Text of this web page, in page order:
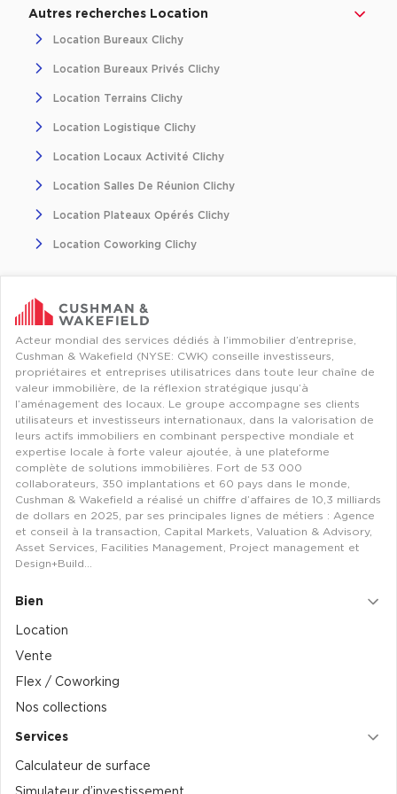
Collections de Logistique
Logistique urbaine
Entrepôts Messagerie
Entrepôts logistique classe A
Entrepôts XXL
Location de Commerces à Bordeaux
Location de Commerces à Reims
Achat de Commerces
Achat de Commerces à Nîmes
Achat de Commerces à Toulouse
Achat de Commerces à Marseille
Achat de Commerces à Dijon
Bureaux privés à Paris
Bureaux privés à Lyon
Bureaux privés à Marseille
Bureaux privés à Neuilly-sur-Seine
Bureaux privés à Lille
Autres recherches Location
Location Bureaux Clichy
Location Bureaux Privés Clichy
Location Terrains Clichy
Location Logistique Clichy
Location Locaux Activité Clichy
Location Salles De Réunion Clichy
Location Plateaux Opérés Clichy
Location Coworking Clichy
Acteur mondial des services dédiés à l’immobilier d’entreprise,
Cushman & Wakefield (NYSE: CWK) conseille investisseurs,
propriétaires et entreprises utilisatrices dans toute leur chaîne de
valeur immobilière, de la réflexion stratégique jusqu’à
l’aménagement des locaux. Le groupe accompagne ses clients
utilisateurs et investisseurs internationaux, dans la valorisation de
leurs actifs immobiliers en combinant perspective mondiale et
expertise locale à forte valeur ajoutée, à une plateforme
complète de solutions immobilières. Fort de 53 000
collaborateurs, 350 implantations et 60 pays dans le monde,
Cushman & Wakefield a réalisé un chiffre d’affaires de 10,3 milliards
de dollars en 2025, par ses principales lignes de métiers : Agence
et conseil à la transaction, Capital Markets, Valuation & Advisory,
Asset Services, Facilities Management, Project management et
Design+Build…
Bien
Location
Vente
Flex / Coworking
Nos collections
Services
Calculateur de surface